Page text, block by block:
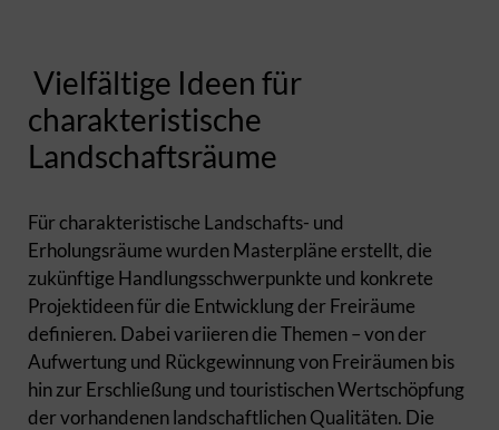
Vielfältige Ideen für
charakteristische
Landschaftsräume
Für charakteristische Landschafts- und
Erholungsräume wurden Masterpläne erstellt, die
zukünftige Handlungsschwerpunkte und konkrete
Projektideen für die Entwicklung der Freiräume
definieren. Dabei variieren die Themen – von der
Aufwertung und Rückgewinnung von Freiräumen bis
hin zur Erschließung und touristischen Wertschöpfung
der vorhandenen landschaftlichen Qualitäten. Die